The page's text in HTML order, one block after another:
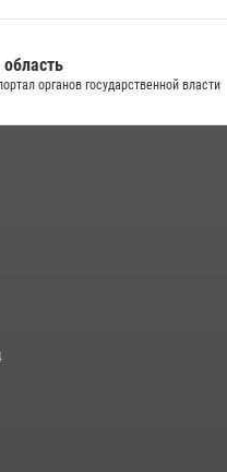
1
СОБР "Сова" отработали навыки
органов государственной власти